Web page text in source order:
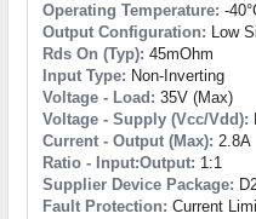
Operating Temperature: -
Output Configuration: Low
Rds On (Typ): 45mOhm
Input Type: Non-Inverting
Voltage - Load: 35V (Max)
Voltage - Supply (Vcc/Vdd):
Current - Output (Max): 2.8A
Ratio - Input:Output: 1:1
Supplier Device Package:
Fault Protection: Current